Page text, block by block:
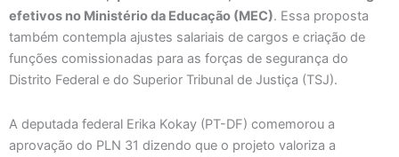
efetivos no Ministério da Educação (MEC). Essa proposta
também contempla ajustes salariais de cargos e criação de
funções comissionadas para as forças de segurança do
Distrito Federal e do Superior Tribunal de Justiça (TSJ).
A deputada federal Erika Kokay (PT-DF) comemorou a
aprovação do PLN 31 dizendo que o projeto valoriza a